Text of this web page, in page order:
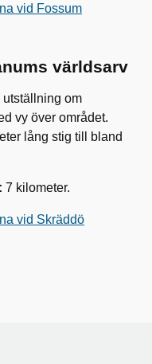
vid Fossum
världsarv
utställning om
vy över området.
lång stig till bland
7 kilometer.
vid Skräddö